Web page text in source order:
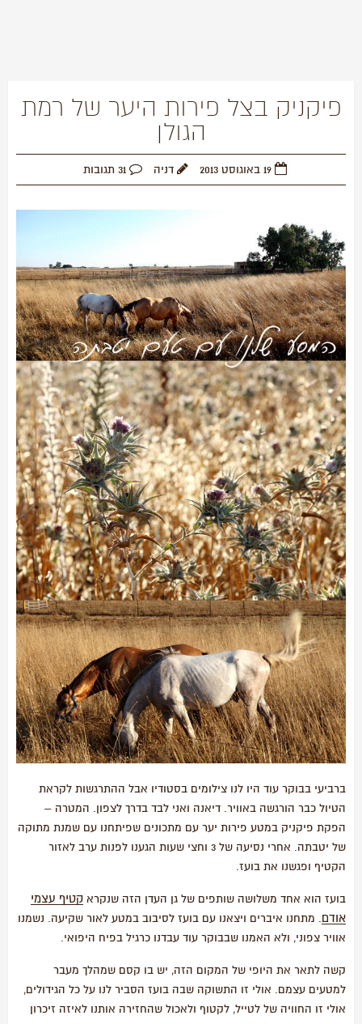
פיקניק בצל פירות היער של רמת
הגולן
דניה
ברביעי בבוקר עוד היו לנו צילומים בסטודיו אבל ההתרגשות לקראת
הטיול כבר הורגשה באוויר. דיאנה ואני לבד בדרך לצפון. המטרה –
הפקת פיקניק במטע פירות יער עם מתכונים שפיתחנו עם שמנת מתוקה
של יטבתה. אחרי נסיעה של 3 וחצי שעות הגענו לפנות ערב לאזור
הקטיף ופגשנו את בועז.
בועז הוא אחד משלושה שותפים של גן העדן הזה שנקרא קטיף עצמי
אודם . מתחנו איברים ויצאנו עם בועז לסיבוב במטע לאור שקיעה. נשמנו
אוויר צפוני, ולא האמנו שבבוקר עוד עבדנו כרגיל בפיח היפואי.
קשה לתאר את היופי של המקום הזה, יש בו קסם שמהלך מעבר
למטעים עצמם. אולי זו התשוקה שבה בועז הסביר לנו על כל הגידולים,
אולי זו החוויה של לטייל, לקטוף ולאכול שהחזירה אותנו לאיזה זיכרון